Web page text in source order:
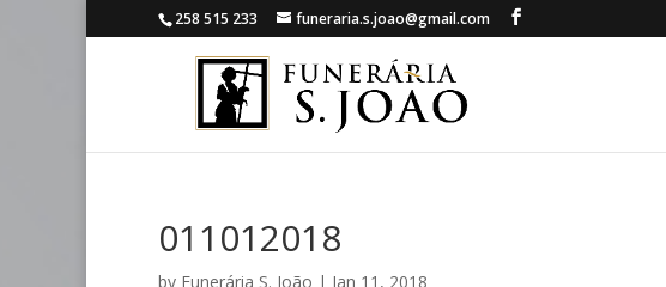
258 515 233 funeraria.s.joao@gmail.com
011012018
by Funerária S. João | Jan 11, 2018